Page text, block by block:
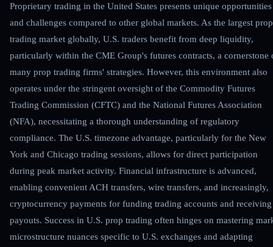
Proprietary trading in the United States presents unique opportunities
and challenges compared to other global markets. As the largest prop
trading market globally, U.S. traders benefit from deep liquidity,
particularly within the CME Group's futures contracts, a cornerstone
many prop trading firms' strategies. However, this environment also
operates under the stringent oversight of the Commodity Futures
Trading Commission (CFTC) and the National Futures Association
(NFA), necessitating a thorough understanding of regulatory
compliance. The U.S. timezone advantage, particularly for the New
York and Chicago trading sessions, allows for direct participation
during peak market activity. Financial infrastructure is advanced,
enabling convenient ACH transfers, wire transfers, and increasingly,
cryptocurrency payments for funding trading accounts and receiving
payouts. Success in U.S. prop trading often hinges on mastering
microstructure nuances specific to U.S. exchanges and adapting